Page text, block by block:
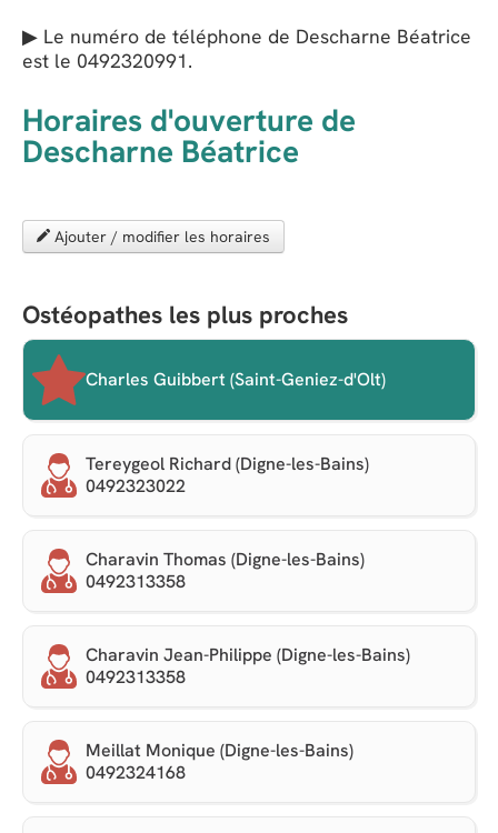
▶ Le numéro de téléphone de Descharne Béatrice
est le 0492320991.
Horaires d'ouverture de
Descharne Béatrice
Ajouter / modifier les horaires
Ostéopathes les plus proches
Charles Guibbert (Saint-Geniez-d'Olt)
Tereygeol Richard (Digne-les-Bains)
0492323022
Charavin Thomas (Digne-les-Bains)
0492313358
Charavin Jean-Philippe (Digne-les-Bains)
0492313358
Meillat Monique (Digne-les-Bains)
0492324168